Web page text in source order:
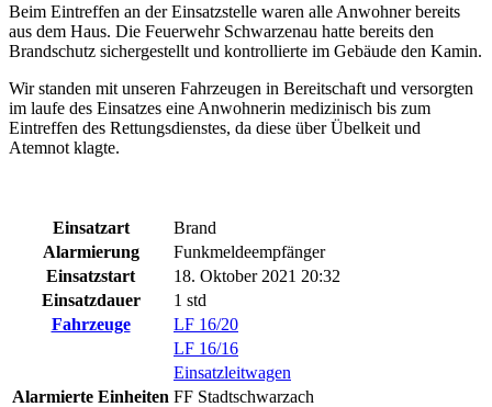
Beim Eintreffen an der Einsatzstelle waren alle Anwohner bereits
aus dem Haus. Die Feuerwehr Schwarzenau hatte bereits den
Brandschutz sichergestellt und kontrollierte im Gebäude den Kamin.
Wir standen mit unseren Fahrzeugen in Bereitschaft und versorgten
im laufe des Einsatzes eine Anwohnerin medizinisch bis zum
Eintreffen des Rettungsdienstes, da diese über Übelkeit und
Atemnot klagte.
Einsatzart
Brand
Alarmierung
Funkmeldeempfänger
Einsatzstart
18. Oktober 2021 20:32
Einsatzdauer
1 std
Fahrzeuge
LF 16/20
LF 16/16
Einsatzleitwagen
Alarmierte Einheiten FF Stadtschwarzach